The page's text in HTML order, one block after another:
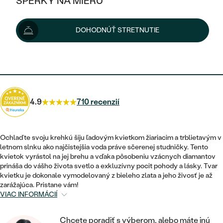
KOMBINOVANÉ ZLATO
PODĽA ŠTÝLU
ETERNITY
VINTAGE
NETRADIČNÉ
POSTRANNÉ DRAHOKAMY
HALO
VINTAGE
SET ZÁSNUBNÉHO PRSTEŇA A
NETRADIČNÉ
ZOSTAVTE SI PRSTEŇ
VÝPREDAJ
ŠPERKY ČO POMÁHAJÚ
PODĽA TYPU
NÁUŠNICE
PRSTENE
PRÍVESKY
NÁRAMKY
SETY
PÁNSKE ŠPERKY
PLATINOVÉ
NAPICHOVACIE
KRUHOVÉ
MINIMALISTICKÉ
VISIACE
SOLITÉR
ZLATÉ
STRIEBORNÉ
PODĽA ŠTÝLU
SOLITÉR
NARODENIE DIEŤAŤA
PERSONALIZOVANÉ
SO ZNAMENÍM ZVEROKRUHU
MINIMALISTICKÉ
VÝPREDAJ
ZLATÉ
STRIEBORNÉ
PODĽA ŠTÝLU
ETERNITY
MINIMALISTICKÉ
DOHODNÚŤ STRETNUTIE
1 800 €
Možnosti doručenia
4.9 710 recenzií
Ochlaďte svoju krehkú šiju ľadovým kvietkom žiariacim a trblietavým v
letnom slnku ako najčistejšia voda práve sčerenej studničky. Tento
kvietok vyrástol na jej brehu a vďaka pôsobeniu vzácnych diamantov
prináša do vášho života svetlo a exkluzívny pocit pohody a lásky. Tvar
kvietku je dokonale vymodelovaný z bieleho zlata a jeho živosť je až
zarážajúca. Pristane vám!
VIAC INFORMÁCIÍ
Chcete poradiť s výberom, alebo máte inú